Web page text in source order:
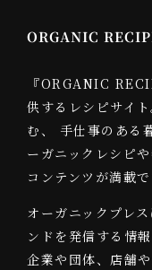
ORGANIC
『ORGANIC
供するレシピサイ
む、 手仕事のある
ーガニックレシピ
コンテンツが満載で
オーガニックプレ
ンドを発信する情
企業や団体、店舗